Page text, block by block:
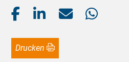
Drucken